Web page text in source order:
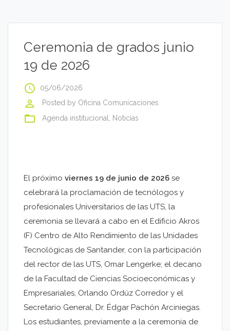
Ceremonia de grados junio
19 de 2026
access_time 05/06/2026
perm_identity Posted by Oficina Comunicaciones
folder_open Agenda institucional Noticias
El próximo viernes 19 de junio de 2026 se
celebrará la proclamación de tecnólogos y
profesionales Universitarios de las UTS, la
ceremonia se llevará a cabo en el Edificio Akros
(F) Centro de Alto Rendimiento de las Unidades
Tecnológicas de Santander, con la participación
del rector de las UTS, Omar Lengerke; el decano
de la Facultad de Ciencias Socioeconómicas y
Empresariales, Orlando Ordúz Corredor y el
Secretario General, Dr. Édgar Pachón Arciniegas.
Los estudiantes, previamente a la ceremonia de